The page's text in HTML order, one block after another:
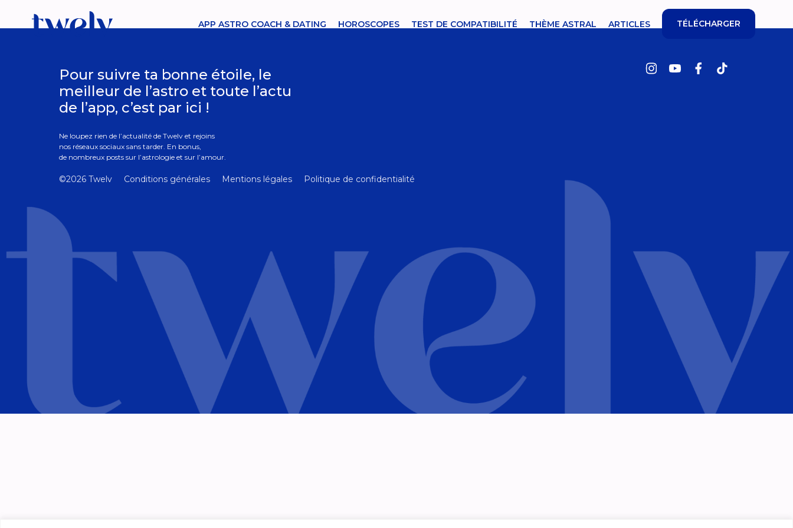
APP ASTRO COACH & DATING HOROSCOPES TEST DE COMPATIBILITÉ THÈME ASTRAL ARTICLES TÉLÉCHARGER
Pour suivre ta bonne étoile, le
meilleur de l’astro et toute l’actu
de l’app, c’est par ici !
Ne loupez rien de l’actualité de Twelv et rejoins
nos réseaux sociaux sans tarder. En bonus,
de nombreux posts sur l’astrologie et sur l’amour.
©2026 Twelv Conditions générales Mentions légales Politique de confidentialité